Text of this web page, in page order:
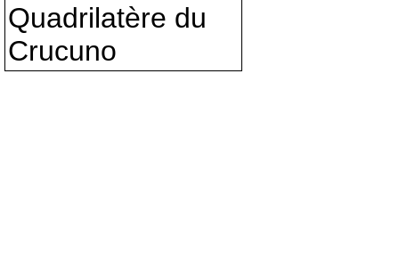
Quadrilatère du
Crucuno